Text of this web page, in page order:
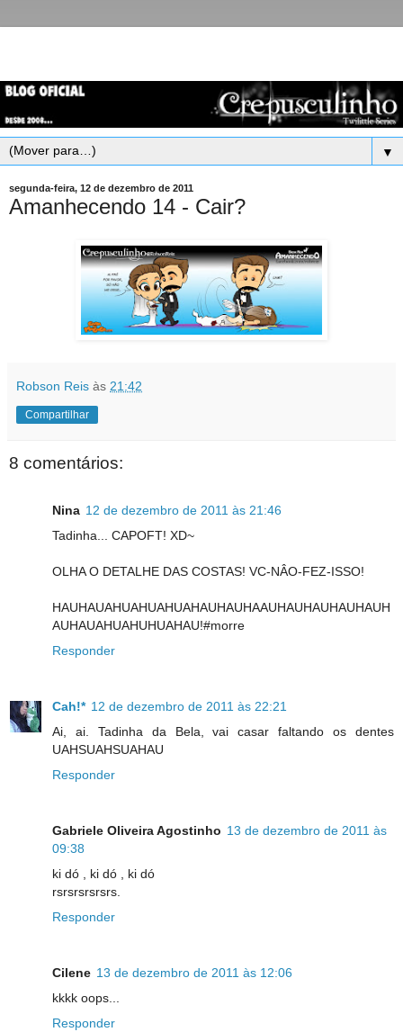
▼
segunda-feira, 12 de dezembro de 2011
Amanhecendo 14 - Cair?
Robson Reis às 21:42
Compartilhar
8 comentários:
Nina 12 de dezembro de 2011 às 21:46
Tadinha... CAPOFT! XD~
OLHA O DETALHE DAS COSTAS! VC-NÂO-FEZ-ISSO!
HAUHAUAHUAHUAHUAHAUHAUHAAUHAUHAUHAUHAUH
AUHAUAHUAHUHUAHAU!#morre
Responder
Cah!* 12 de dezembro de 2011 às 22:21
Ai, ai. Tadinha da Bela, vai casar faltando os dentes
UAHSUAHSUAHAU
Responder
Gabriele Oliveira Agostinho 13 de dezembro de 2011 às
09:38
ki dó , ki dó , ki dó
rsrsrsrsrsrs.
Responder
Cilene 13 de dezembro de 2011 às 12:06
kkkk oops...
Responder